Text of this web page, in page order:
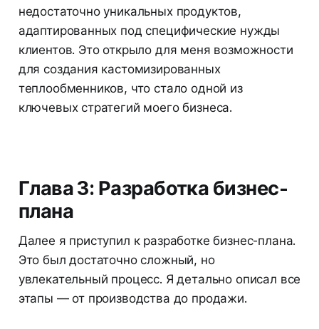
недостаточно уникальных продуктов,
адаптированных под специфические нужды
клиентов. Это открыло для меня возможности
для создания кастомизированных
теплообменников, что стало одной из
ключевых стратегий моего бизнеса.
Глава 3: Разработка бизнес-
плана
Далее я приступил к разработке бизнес-плана.
Это был достаточно сложный, но
увлекательный процесс. Я детально описал все
этапы — от производства до продажи.